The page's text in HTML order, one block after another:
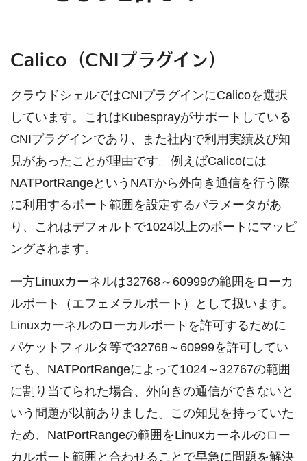
Calico（CNIプラグイン）
クラウドシェルではCNIプラグインにCalicoを選択
しています。これはKubesprayがサポートしている
CNIプラグインであり、また社内で利用実績及び知
見があったことが理由です。例えばCalicoには
NATPortRangeというNATから外向き通信を行う際
に利用するポート範囲を設定するパラメータがあ
り、これはデフォルトで1024以上のポートにマッピ
ングされます。
一方Linuxカーネルは32768～60999の範囲をローカ
ルポート（エフェメラルポート）として扱います。
Linuxカーネルのローカルポートを許可するために
パケットフィルタ等で32768～60999を許可してい
ても、NATPortRangeによって1024～32767の範囲
に割り当てられた場合、外向きの通信ができないと
いう問題が以前ありました。この知見を持っていた
ため、NatPortRangeの範囲をLinuxカーネルのロー
カルポート範囲と合わせることで早急に問題を解決